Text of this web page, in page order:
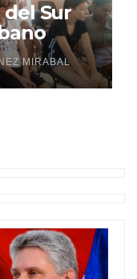
MIRABAL